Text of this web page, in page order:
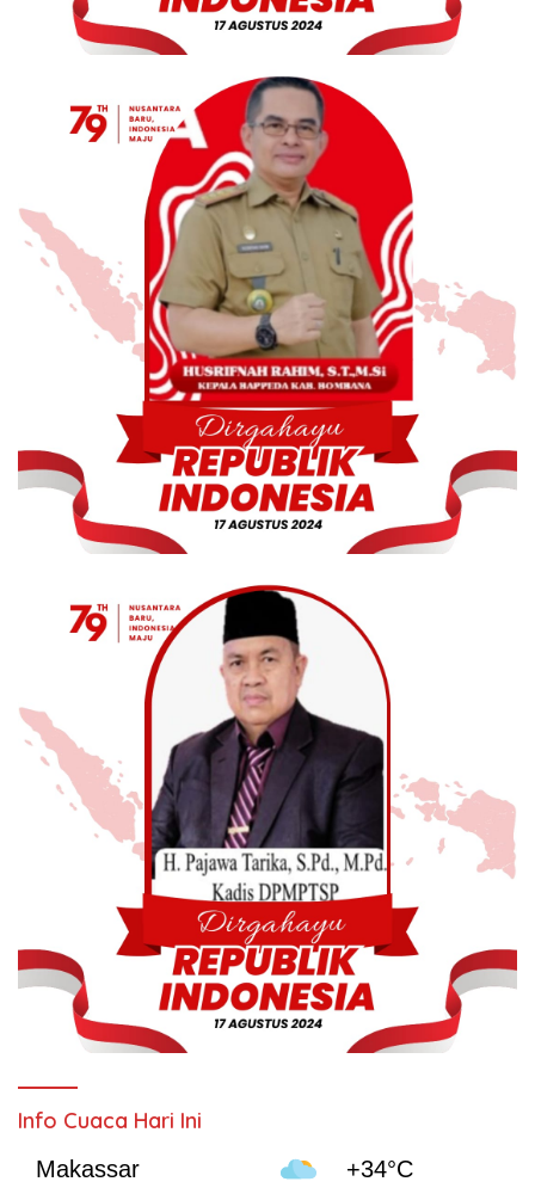
Info Cuaca Hari Ini
Makassar
+34°C